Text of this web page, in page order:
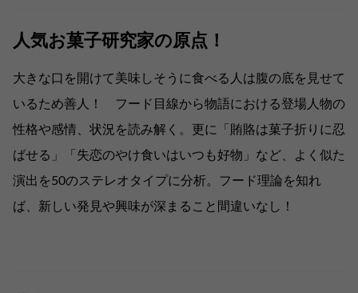
人気お菓子研究家の原点！
大きな口を開けて美味しそうに食べる人は腹の底を見せて
いるため善人！ フード目線から物語における登場人物の
性格や感情、状況を読み解く。更に「賄賂は菓子折りに忍
ばせる」「失恋のやけ食いはいつも好物」など、よく似た
演出を50のステレオタイプに分析。フード理論を知れ
ば、新しい発見や興味が深まること間違いなし！